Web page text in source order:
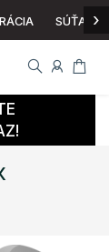
SÚŤAŽ ›